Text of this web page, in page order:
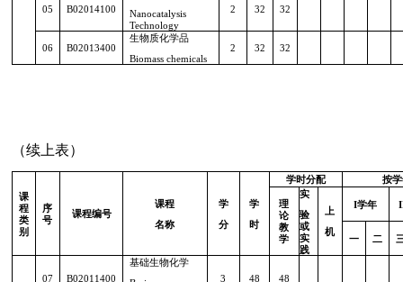
05 B02014100
Nanocatalysis
Technology
2 32 32
06 B02013400
生物质化学品
Biomass chemicals
2 32 32
（续上表）
课
程
类
别
序
号
课程编号
课程
名称
学
分
学
时
学时分配 按
理
论
教
学
实
验
或
实
践
上
机
I学年
一 二
07 B02011400
基础生物化学
3 48 48